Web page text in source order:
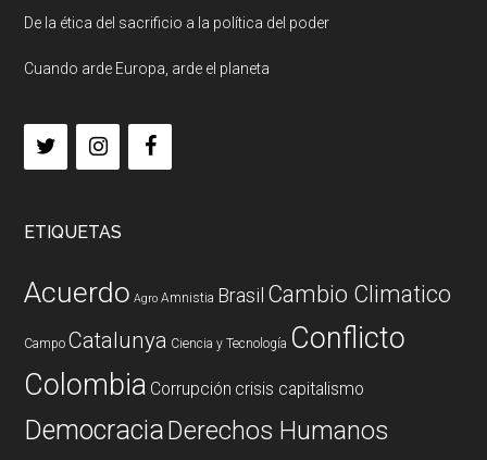
De la ética del sacrificio a la política del poder
Cuando arde Europa, arde el planeta
ETIQUETAS
Acuerdo Agro Amnistia Brasil Cambio Climatico
Campo Catalunya Ciencia y Tecnología Conflicto
Colombia Corrupción crisis capitalismo
DemocraciaDerechos Humanos